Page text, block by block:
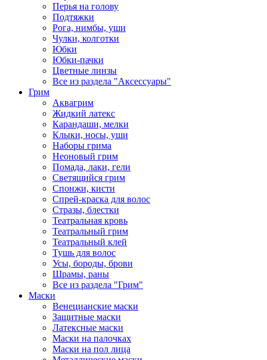
Перья на голову
Подтяжки
Рога, нимбы, уши
Чулки, колготки
Юбки
Юбки-пачки
Цветные линзы
Все из раздела "Аксессуары"
Грим
Аквагрим
Жидкий латекс
Карандаши, мелки
Клыки, носы, уши
Наборы грима
Неоновый грим
Помада, лаки, гели
Светящийся грим
Спонжи, кисти
Спрей-краска для волос
Стразы, блестки
Театральная кровь
Театральный грим
Театральный клей
Тушь для волос
Усы, бороды, брови
Шрамы, раны
Все из раздела "Грим"
Маски
Венецианские маски
Защитные маски
Латексные маски
Маски на палочках
Маски на пол лица